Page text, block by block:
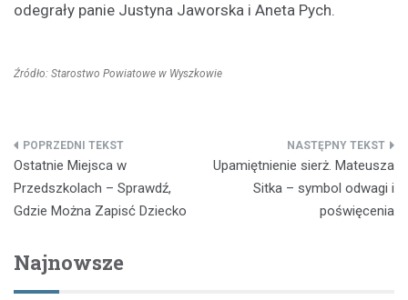
odegrały panie Justyna Jaworska i Aneta Pych.
Źródło: Starostwo Powiatowe w Wyszkowie
Nawigacja
wpisu
Ostatnie Miejsca w
Przedszkolach – Sprawdź,
Gdzie Można Zapisć Dziecko
Upamiętnienie sierż. Mateusza
Sitka – symbol odwagi i
poświęcenia
Najnowsze